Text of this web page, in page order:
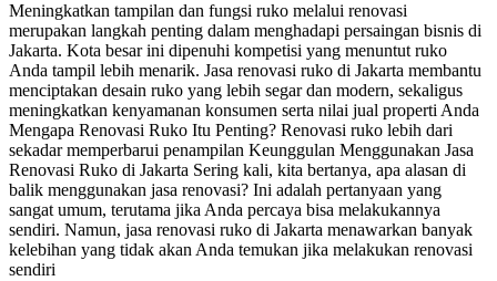
Meningkatkan tampilan dan fungsi ruko melalui renovasi
merupakan langkah penting dalam menghadapi persaingan bisnis di
Jakarta. Kota besar ini dipenuhi kompetisi yang menuntut ruko
Anda tampil lebih menarik. Jasa renovasi ruko di Jakarta membantu
menciptakan desain ruko yang lebih segar dan modern, sekaligus
meningkatkan kenyamanan konsumen serta nilai jual properti Anda
Mengapa Renovasi Ruko Itu Penting? Renovasi ruko lebih dari
sekadar memperbarui penampilan Keunggulan Menggunakan Jasa
Renovasi Ruko di Jakarta Sering kali, kita bertanya, apa alasan di
balik menggunakan jasa renovasi? Ini adalah pertanyaan yang
sangat umum, terutama jika Anda percaya bisa melakukannya
sendiri. Namun, jasa renovasi ruko di Jakarta menawarkan banyak
kelebihan yang tidak akan Anda temukan jika melakukan renovasi
sendiri